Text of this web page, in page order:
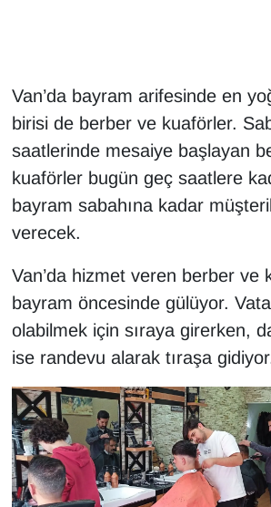
Van’da bayram arifesinde en
birisi de berber ve kuaförler.
saatlerinde mesaiye başlayan
kuaförler bugün geç saatlere
bayram sabahına kadar
verecek.
Van’da hizmet veren berber ve
bayram öncesinde gülüyor.
olabilmek için sıraya girerken,
ise randevu alarak tıraşa
Haber
HABERDE İNSAN
İngilizce
Kadın
Kamu Alımları
Kim Kimdir?
Kültür & Sanat
KURDÎ
MAGAZİN